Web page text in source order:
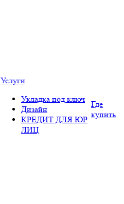
Услуги
Укладка под ключ
Дизайн
КРЕДИТ ДЛЯ ЮР
ЛИЦ
Где
купить